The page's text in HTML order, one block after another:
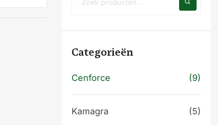
Categorieën
Cenforce (9)
Kamagra (5)